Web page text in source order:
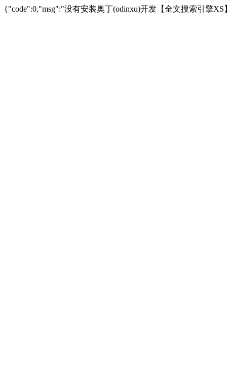
{"code":0,"msg":"没有安装奥丁(odinxu)开发【全文搜索引擎